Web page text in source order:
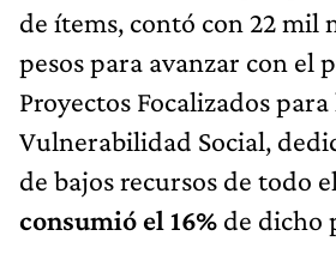
de ítems, contó con 22 mil
pesos para avanzar con el
Proyectos Focalizados
Vulnerabilidad Social,
de bajos recursos de todo
consumió el 16% de dicho